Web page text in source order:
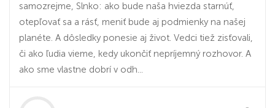
samozrejme, Slnko: ako bude naša hviezda starnúť,
otepľovať sa a rásť, meniť bude aj podmienky na našej
planéte. A dôsledky ponesie aj život. Vedci tiež zisťovali,
či ako ľudia vieme, kedy ukončiť nepríjemný rozhovor. A
ako sme vlastne dobrí v odh...